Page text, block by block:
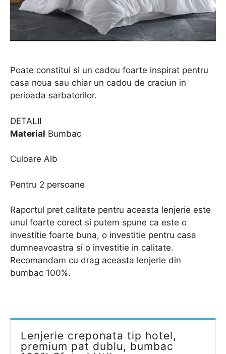
Poate constitui si un cadou foarte inspirat pentru
casa noua sau chiar un cadou de craciun in
perioada sarbatorilor.
DETALII
Material Bumbac
Culoare Alb
Pentru 2 persoane
Raportul pret calitate pentru aceasta lenjerie este
unul foarte corect si putem spune ca este o
investitie foarte buna, o investitie pentru casa
dumneavoastra si o investitie in calitate.
Recomandam cu drag aceasta lenjerie din
bumbac 100%.
Lenjerie creponata tip hotel,
premium pat dublu, bumbac